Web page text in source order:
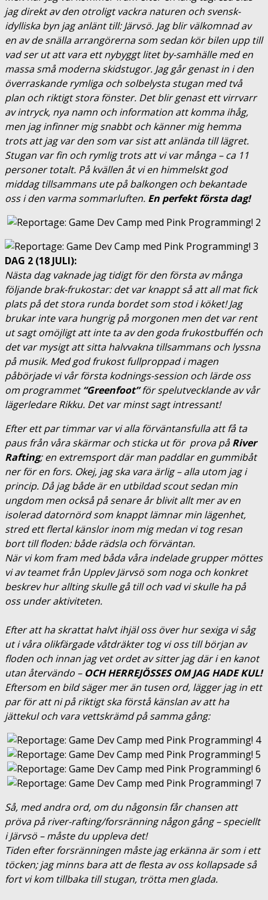
jag direkt av den otroligt vackra naturen och svensk-
idylliska byn jag anlänt till:Järvsö. Jag blir välkomnad av
en av de snälla arrangörerna som sedan kör bilen upp till
vad ser ut att vara ett nybyggt litet by-samhälle med en
massa små moderna skidstugor. Jag går genast in i den
överraskande rymliga och solbelysta stugan med två
plan och riktigt stora fönster. Det blir genast ett virrvarr
av intryck, nya namn och information att komma ihåg,
men jag infinner mig snabbt och känner mig hemma
trots att jag var den som var sist att anlända till lägret.
Stugan var fin och rymlig trots att vi var många – ca 11
personer totalt. På kvällen åt vi en himmelskt god
middag tillsammans ute på balkongen och bekantade
oss i den varma sommarluften. En perfekt första dag!
DAG 2 (18 JULI):
Nästa dag vaknade jag tidigt för den första av många
följande brak-frukostar: det var knappt så att all mat fick
plats på det stora runda bordet som stod i köket! Jag
brukar inte vara hungrig på morgonen men det var rent
ut sagt omöjligt att inte ta av den goda frukostbuffén och
det var mysigt att sitta halvvakna tillsammans och lyssna
på musik. Med god frukost fullproppad i magen
påbörjade vi vår första kodnings-session och lärde oss
om programmet“Greenfoot”för spelutvecklande av vår
lägerledare Rikku. Det var minst sagt intressant!
Efter ett par timmar var vi alla förväntansfulla att få ta
paus från våra skärmar och sticka ut för prova påRiver
Rafting; en extremsport där man paddlar en gummibåt
ner för en fors. Okej, jag ska vara ärlig – alla utom jag i
princip. Då jag både är en utbildad scout sedan min
ungdom men också på senare år blivit allt mer av en
isolerad datornörd som knappt lämnar min lägenhet,
stred ett flertal känslor inom mig medan vi tog resan
bort till floden: både rädsla och förväntan.
När vi kom fram med båda våra indelade grupper möttes
vi av teamet från Upplev Järvsö som noga och konkret
beskrev hur allting skulle gå till och vad vi skulle ha på
oss under aktiviteten.
Efter att ha skrattat halvt ihjäl oss över hur sexiga vi såg
ut i våra olikfärgade våtdräkter tog vi oss till början av
floden och innan jag vet ordet av sitter jag där i en kanot
utan återvändo – OCH HERREJÖSSES OM JAG HADE KUL!
Eftersom en bild säger mer än tusen ord, lägger jag in ett
par för att ni på riktigt ska förstå känslan av att ha
jättekul och vara vettskrämd på samma gång:
Så, med andra ord, om du någonsin får chansen att
pröva på river-rafting/forsränning någon gång – speciellt
i Järvsö – måste du uppleva det!
Tiden efter forsränningen måste jag erkänna är som i ett
töcken; jag minns bara att de flesta av oss kollapsade så
fort vi kom tillbaka till stugan, trötta men glada.